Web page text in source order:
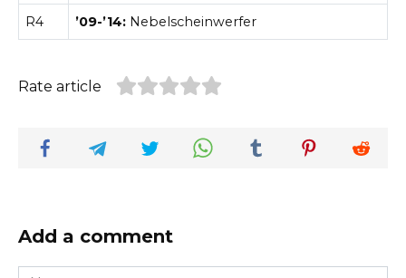
R4 ’09-’14: Nebelscheinwerfer
Rate article
Add a comment